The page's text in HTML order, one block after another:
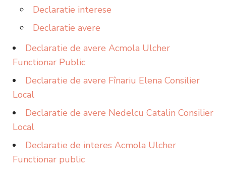
Declaratie interese
Declaratie avere
Declaratie de avere Acmola Ulcher
Functionar Public
Declaratie de avere Fînariu Elena Consilier
Local
Declaratie de avere Nedelcu Catalin Consilier
Local
Declaratie de interes Acmola Ulcher
Functionar public